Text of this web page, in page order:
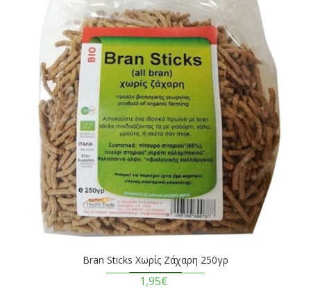
Bran Sticks Χωρίς Ζάχαρη 250γρ
1,95€